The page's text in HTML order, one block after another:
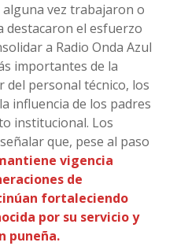
vez trabajaron o
destacaron el esfuerzo
a Radio Onda Azul
importantes de la
del personal técnico, los
influencia de los padres
institucional. Los
que, pese al paso
vigencia
de
fortaleciendo
por su servicio y
puneña.